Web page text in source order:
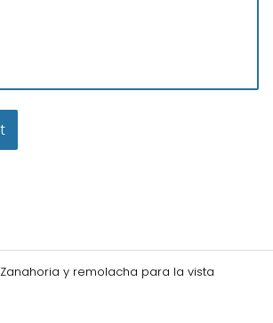
Zanahoria y remolacha para la vista